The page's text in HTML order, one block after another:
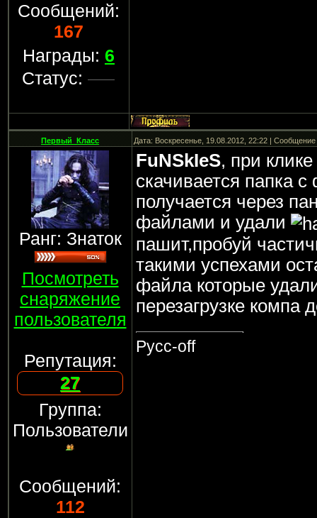
Сообщений:
167
Награды: 6
Статус:
Первый_Класс Дата: Воскресенье, 19.08.2012, 22:22 |
Ранг: Знаток
Посмотреть
снаряжение
пользователя
Репутация:
27
Группа:
Пользователи
Сообщений:
112
FuNSkIeS, при
скачивается папка
получается через
файлами и удали
пашит,пробуй
такими успехами
файла которые
перезагрузке компа
Русс-off